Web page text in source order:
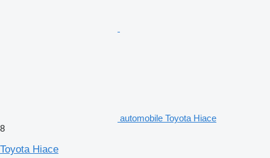
automobile Toyota Hiace
8
Toyota Hiace